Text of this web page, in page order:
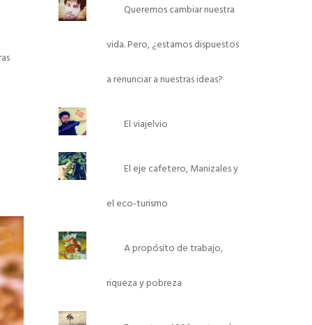
Queremos cambiar nuestra
vida. Pero, ¿estamos dispuestos
a renunciar a nuestras ideas?
El viajelvio
El eje cafetero, Manizales y
el eco-turismo
A propósito de trabajo,
riqueza y pobreza